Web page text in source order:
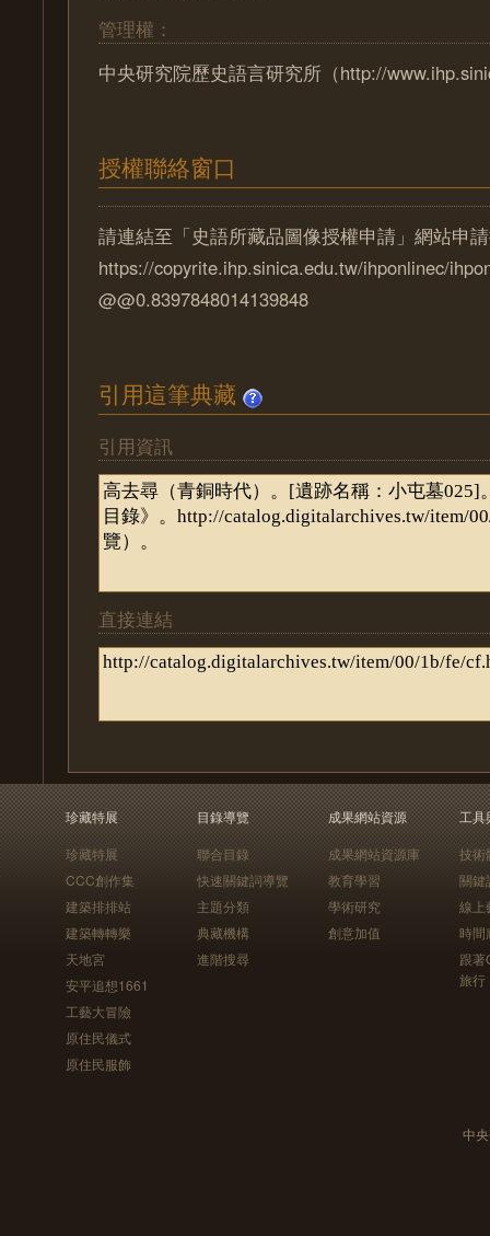
管理權：
中央研究院歷史語言研究所（http://
授權聯絡窗口
請連結至「史語所藏品圖像授權申請」網站申
https://copyrite.ihp.sinica.edu.tw/ihponlinec/
@@0.8397848014139848
引用這筆典藏
引用資訊
直接連結
珍藏特展
珍藏特展
CCC創作集
建築排排站
建築轉轉樂
天地宮
安平追想1661
工藝大冒險
原住民儀式
原住民服飾
目錄導覽
聯合目錄
快速關鍵詞導覽
主題分類
典藏機構
進階搜尋
成果網站資源
成果網站資源庫
教育學習
學術研究
創意加值
工具
技術
關鍵
線上
時間
跟
旅行
中